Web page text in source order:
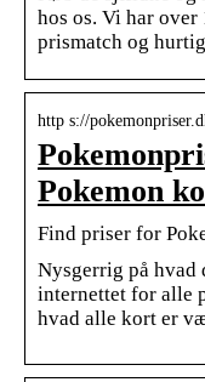
hos os. Vi har
prismatch og
http s://
Pokemon
Find priser for
Nysgerrig på hvad
internettet for alle
hvad alle kort er